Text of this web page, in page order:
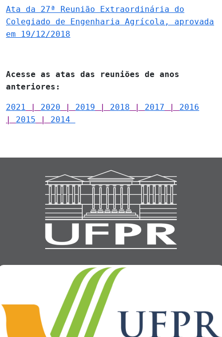
Ata da 27ª Reunião Extraordinária do
Colegiado de Engenharia Agrícola, aprovada
em 19/12/2018
Acesse as atas das reuniões de anos
anteriores:
2021 | 2020 | 2019 | 2018 | 2017 | 2016
| 2015 | 2014